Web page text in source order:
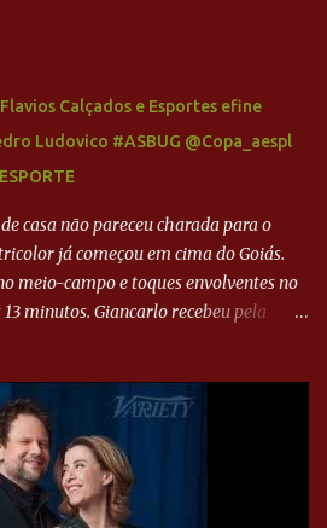
Calçados e Esportes efine
Ludovico #ASBUG @Copa_aespl
casa não pareceu charada para o
já começou em cima do Goiás.
meio-campo e toques envolventes no
minutos. Giancarlo recebeu pela
aos 21 minutos. Éverton Garroni
e, mesmo de costas, incidiu o canto
se esticou e até tocou na
desviar sua trajetória. O ataque do
Paraná seguiu em cima. Aos 32